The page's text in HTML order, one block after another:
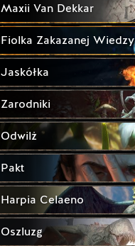
Maxii Van Dekkar
Fiolka Zakazanej Wiedzy
Jaskółka
Zarodniki
Odwilż
Pakt
Harpia Celaeno
Oszluzg